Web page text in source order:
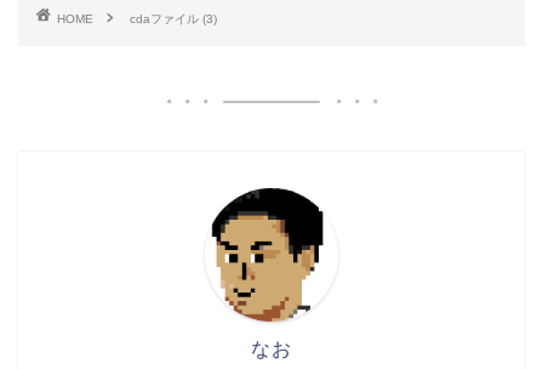
HOME cdaファイル (3)
なお